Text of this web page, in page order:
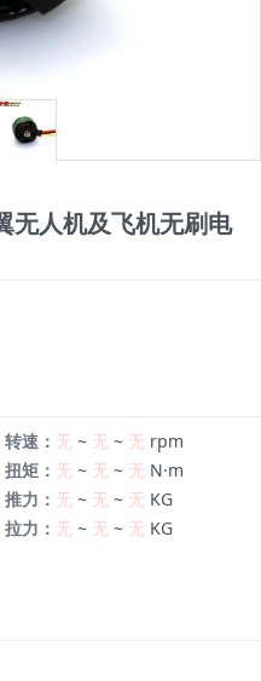
无人机及飞机无刷电
转速： 无 ~ 无 ~ 无 rpm
扭矩： 无 ~ 无 ~ 无 N·m
推力： 无 ~ 无 ~ 无 KG
拉力： 无 ~ 无 ~ 无 KG